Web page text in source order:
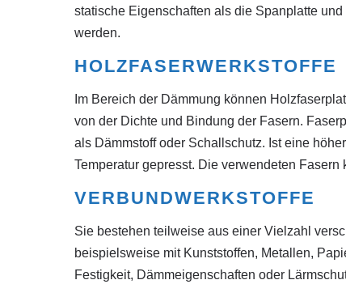
statische Eigenschaften als die Spanplatte
werden.
HOLZFASERWERKSTOFFE
Im Bereich der Dämmung können
von der Dichte und Bindung der Fasern.
als Dämmstoff oder Schallschutz. Ist eine
Temperatur gepresst. Die verwendeten
VERBUNDWERKSTOFFE
Sie bestehen teilweise aus einer Vielzahl
beispielsweise mit Kunststoffen, Metallen,
Festigkeit, Dämmeigenschaften oder